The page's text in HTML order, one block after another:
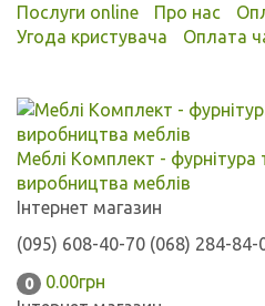
Послуги online Про нас
Угода кристувача
Оплата
Меблі Комплект - фурнітура
виробництва меблів
Інтернет магазин
(095) 608-40-70 (068) 284-84-
0
0.00грн